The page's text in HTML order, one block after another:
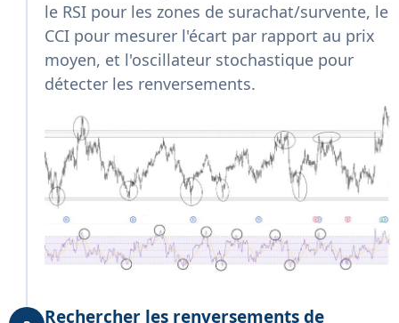
le RSI pour les zones de surachat/survente, le
CCI pour mesurer l'écart par rapport au prix
moyen, et l'oscillateur stochastique pour
détecter les renversements.
Rechercher les renversements de